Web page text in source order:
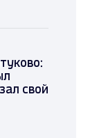
свой